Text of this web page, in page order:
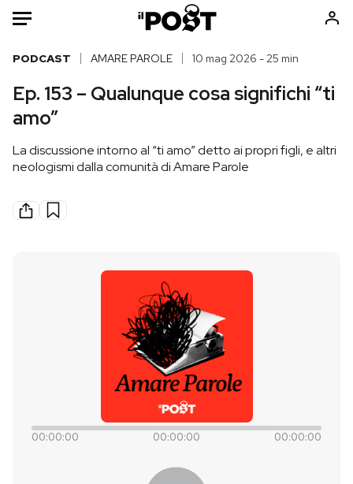
Auto
HOME
Mondo
Politica
Tecnologia
Internet
Libri
Europa
Mondiali calcio 2026
NEWSLETTER
PODCAST AMARE PAROLE 10 mag 2026 - 25 min
Ep. 153 – Qualunque cosa significhi “ti
amo”
La discussione intorno al “ti amo” detto ai propri figli, e altri
neologismi dalla comunità di Amare Parole
00:00:00 00:00:00 00:00:00